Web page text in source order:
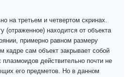
на третьем и четвертом скринах.
(отраженное) находится от объекта
примерно равном размеру
сам объект закрывает собой
плазмоидов действительно почти не
его предметов. Но в данном